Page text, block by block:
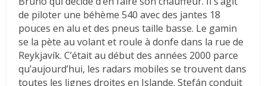
de piloter une béhème 540 avec des jantes 18
pouces en alu et des pneus taille basse. Le gamin
se la pète au volant et roule à donfe dans la rue de
Reykjavík. C’était au début des années 2000 parce
qu’aujourd’hui, les radars mobiles se trouvent dans
toutes les lignes droites en Islande. Stefán conduit